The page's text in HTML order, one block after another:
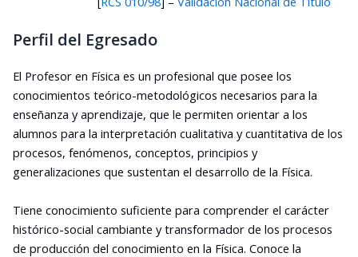
Perfil del Egresado
El Profesor en Física es un profesional que posee los
conocimientos teórico-metodológicos necesarios para la
enseñanza y aprendizaje, que le permiten orientar a los
alumnos para la interpretación cualitativa y cuantitativa de los
procesos, fenómenos, conceptos, principios y
generalizaciones que sustentan el desarrollo de la Física.
Tiene conocimiento suficiente para comprender el carácter
histórico-social cambiante y transformador de los procesos
de producción del conocimiento en la Física. Conoce la